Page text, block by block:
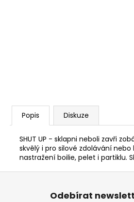
Popis Diskuze
SHUT UP - sklapni neboli zavři
skvělý i pro silové zdolávání
nastražení boilie, pelet i partiklu.
Z
Odebírat